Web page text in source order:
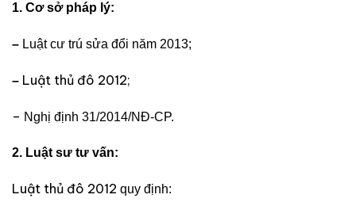
1. Cơ sở pháp lý:
– Luật cư trú sửa đổi năm 2013;
– Luật thủ đô 2012;
– Nghị định 31/2014/NĐ-CP.
2. Luật sư tư vấn:
Luật thủ đô 2012 quy định: